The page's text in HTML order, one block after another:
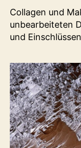
Collagen und
unbearbeiteten
und